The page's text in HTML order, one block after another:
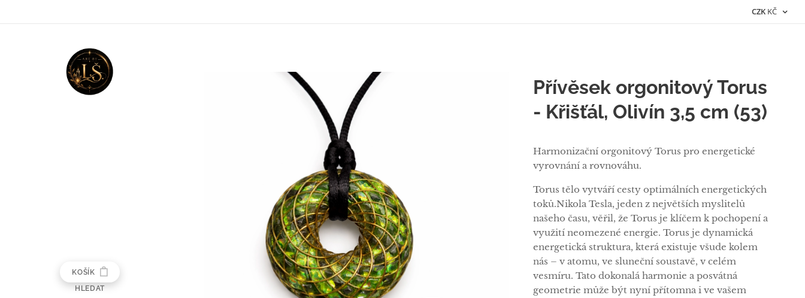
CZK KČ
KOŠÍK
HLEDAT
Přívěsek orgonitový Torus
- Křišťál, Olivín 3,5 cm (53)
Harmonizační orgonitový Torus pro energetické
vyrovnání a rovnováhu.
Torus tělo vytváří cesty optimálních energetických
toků.Nikola Tesla, jeden z největších myslitelů
našeho času, věřil, že Torus je klíčem k pochopení a
využití neomezené energie. Torus je dynamická
energetická struktura, která existuje všude kolem
nás – v atomu, ve sluneční soustavě, v celém
vesmíru. Tato dokonalá harmonie a posvátná
geometrie může být nyní přítomna i ve vašem